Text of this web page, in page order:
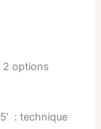
2 options
: technique